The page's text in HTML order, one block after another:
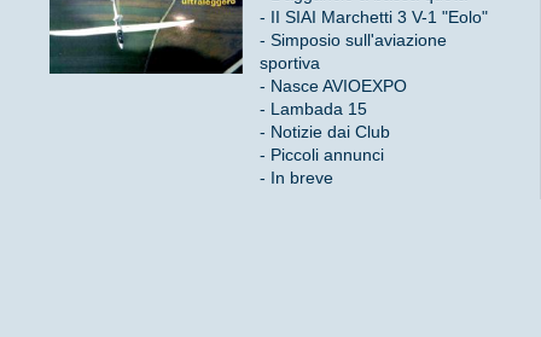
- II SIAI Marchetti 3 V-1 "Eolo"
- Simposio sull'aviazione
sportiva
- Nasce AVIOEXPO
- Lambada 15
- Notizie dai Club
- Piccoli annunci
- In breve